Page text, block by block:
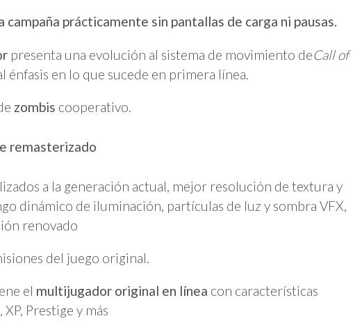
campaña prácticamente sin pantallas de carga ni pausas.
presenta una evolución al sistema de movimiento deCall of
énfasis en lo que sucede en primera línea.
zombis cooperativo.
remasterizado
a la generación actual, mejor resolución de textura y
dinámico de iluminación, partículas de luz y sombra VFX,
renovado
del juego original.
el multijugador original en línea con características
Prestige y más